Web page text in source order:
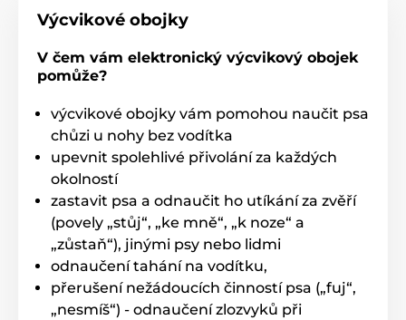
můžete psa trénovat jak ve dne, tak i v
vybraného psa, sílu impulzu, sílu signálu a indikaci
stavu nabití/vybití baterie.
Micro Educator ME-300 má velmi pevný a
kvalitní obojek vyrobený z biothanu.
Pejskovi nedělá jeho nošení problém a
dobře drží na krku. Délka obojku je nastavitelná od 10
až do 65cm.
Váha a rozměry
Přijímač: 5 x 3,5 x 2,7 cm,51 g.Vysílačka
x 3 cm, 87 g.
Výcvikové obojky
V čem vám elektronický výcvikový obojek
pomůže?
výcvikové obojky vám pomohou naučit psa
chůzi u nohy bez vodítka
upevnit spolehlivé přivolání za každých
okolností
zastavit psa a odnaučit ho utíkání za zvěří
(povely „stůj“, „ke mně“, „k noze“ a
„zůstaň“), jinými psy nebo lidmi
odnaučení tahání na vodítku,
přerušení nežádoucích činností psa („fuj“,
„nesmíš“) - odnaučení zlozvyků při